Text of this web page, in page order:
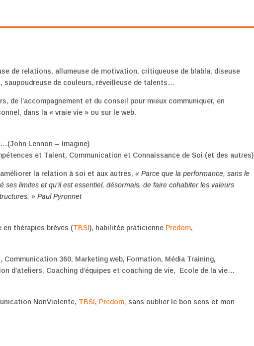
de relations, allumeuse de motivation, critiqueuse de blabla, diseuse
saupoudreuse de couleurs, réveilleuse de talents…
de l’accompagnement et du conseil pour mieux communiquer, en
dans la « vraie vie » ou sur le web.
(John Lennon – Imagine)
et Talent, Communication et Connaissance de Soi (et des autres)
la relation à soi et aux autres,« Parce que la performance, sans le
ses limites et qu’il est essentiel, désormais, de faire cohabiter les valeurs
» Paul Pyronnet
en thérapies brèves (TBSI), habilitée praticienne Predom,
360, Marketing web, Formation, Média Training,
d’ateliers, Coaching d’équipes et coaching de vie, Ecole de la vie…
NonViolente, TBSI, Predom, sans oublier le bon sens et mon